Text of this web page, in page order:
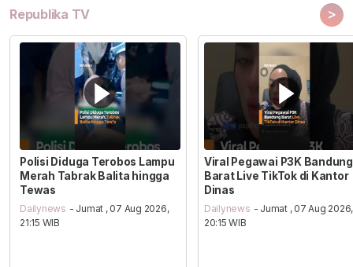
Republika TV >
Polisi Diduga Terobos Lampu
Merah Tabrak Balita hingga
Tewas
Dailynews - Jumat , 07 Aug 2026,
21:15 WIB
Viral Pegawai P3K Bandung
Barat Live TikTok di Kantor
Dinas
Dailynews - Jumat , 07 Aug 2026,
20:15 WIB